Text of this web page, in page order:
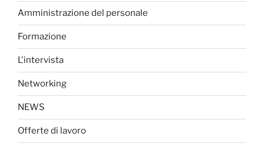
Amministrazione del personale
Formazione
L'intervista
Networking
NEWS
Offerte di lavoro